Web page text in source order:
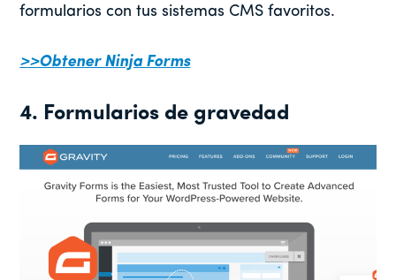
formularios con tus sistemas CMS favoritos.
>>Obtener Ninja Forms
4. Formularios de gravedad